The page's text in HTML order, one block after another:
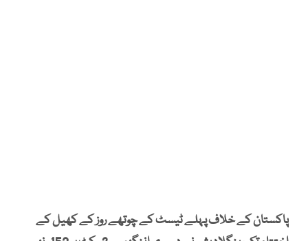
پاکستان کے خلاف پہلے ٹیسٹ کے چوتھے روز کے کھیل کے